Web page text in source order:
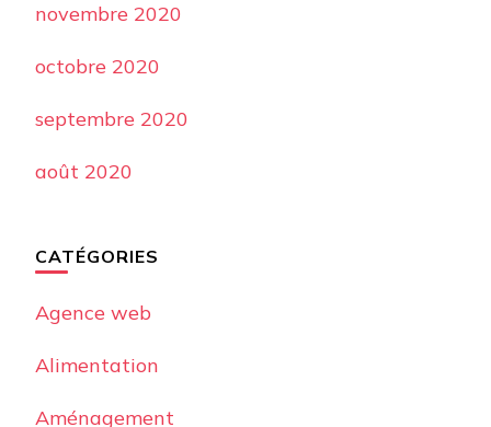
novembre 2020
octobre 2020
septembre 2020
août 2020
CATÉGORIES
Agence web
Alimentation
Aménagement